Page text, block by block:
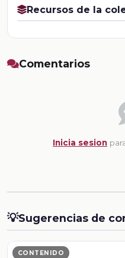
Recursos de la
Comentarios
Inicia sesion
💡Sugerencias de
CONTENIDO